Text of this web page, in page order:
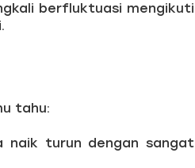
berfluktuasi mengikuti
tahu:
naik turun dengan sangat